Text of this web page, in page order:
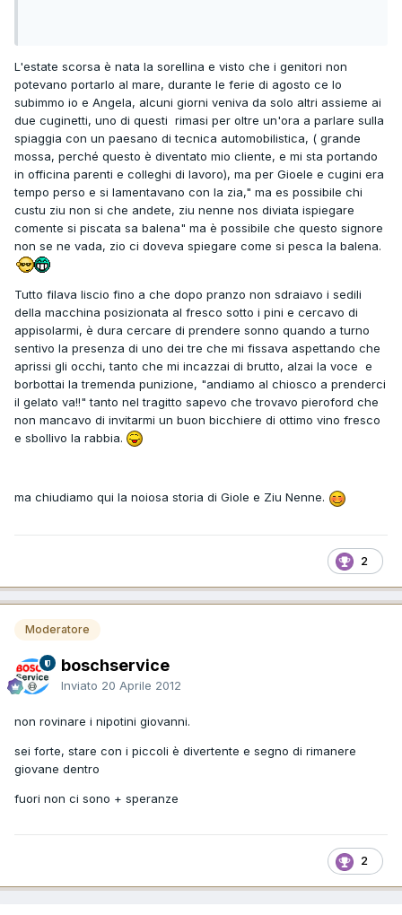
L'estate scorsa è nata la sorellina e visto che i genitori non
potevano portarlo al mare, durante le ferie di agosto ce lo
subimmo io e Angela, alcuni giorni veniva da solo altri assieme ai
due cuginetti, uno di questi rimasi per oltre un'ora a parlare sulla
spiaggia con un paesano di tecnica automobilistica, ( grande
mossa, perché questo è diventato mio cliente, e mi sta portando
in officina parenti e colleghi di lavoro), ma per Gioele e cugini era
tempo perso e si lamentavano con la zia," ma es possibile chi
custu ziu non si che andete, ziu nenne nos diviata ispiegare
comente si piscata sa balena" ma è possibile che questo signore
non se ne vada, zio ci doveva spiegare come si pesca la balena.
Tutto filava liscio fino a che dopo pranzo non sdraiavo i sedili
della macchina posizionata al fresco sotto i pini e cercavo di
appisolarmi, è dura cercare di prendere sonno quando a turno
sentivo la presenza di uno dei tre che mi fissava aspettando che
aprissi gli occhi, tanto che mi incazzai di brutto, alzai la voce e
borbottai la tremenda punizione, "andiamo al chiosco a prenderci
il gelato va!!" tanto nel tragitto sapevo che trovavo pieroford che
non mancavo di invitarmi un buon bicchiere di ottimo vino fresco
e sbollivo la rabbia.
ma chiudiamo qui la noiosa storia di Giole e Ziu Nenne.
2
Moderatore
boschservice
Inviato 20 Aprile 2012
non rovinare i nipotini giovanni.
sei forte, stare con i piccoli è divertente e segno di rimanere
giovane dentro
fuori non ci sono + speranze
2